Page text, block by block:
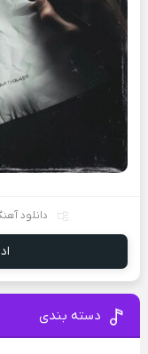
دانلود
دسته بندی